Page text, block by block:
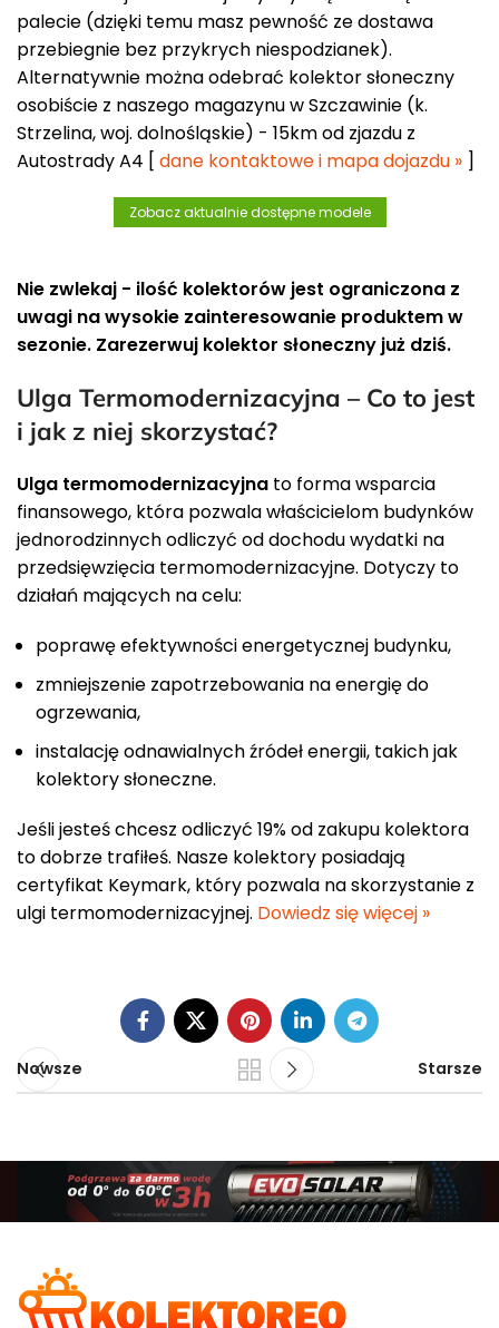
palecie (dzięki temu masz pewność ze dostawa
przebiegnie bez przykrych niespodzianek).
Alternatywnie można odebrać kolektor słoneczny
osobiście z naszego magazynu w Szczawinie (k.
Strzelina, woj. dolnośląskie) - 15km od zjazdu z
Autostrady A4 [ dane kontaktowe i mapa dojazdu » ]
Zobacz aktualnie dostępne modele
Nie zwlekaj - ilość kolektorów jest ograniczona z
uwagi na wysokie zainteresowanie produktem w
sezonie. Zarezerwuj kolektor słoneczny już dziś.
Ulga Termomodernizacyjna – Co to jest
i jak z niej skorzystać?
Ulga termomodernizacyjna to forma wsparcia
finansowego, która pozwala właścicielom budynków
jednorodzinnych odliczyć od dochodu wydatki na
przedsięwzięcia termomodernizacyjne. Dotyczy to
działań mających na celu:
poprawę efektywności energetycznej budynku,
zmniejszenie zapotrzebowania na energię do
ogrzewania,
instalację odnawialnych źródeł energii, takich jak
kolektory słoneczne.
Jeśli jesteś chcesz odliczyć 19% od zakupu kolektora
to dobrze trafiłeś. Nasze kolektory posiadają
certyfikat Keymark, który pozwala na skorzystanie z
ulgi termomodernizacyjnej. Dowiedz się więcej »
Nowsze Starsze